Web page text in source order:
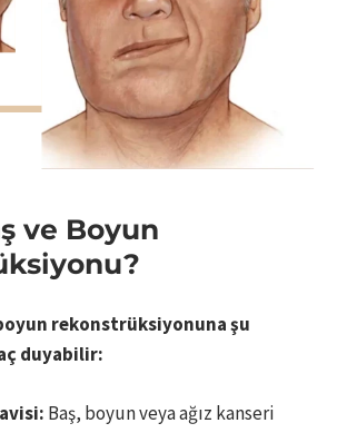
ve Boyun
rekonstrüksiyonuna şu
duyabilir:
Baş, boyun veya ağız kanseri